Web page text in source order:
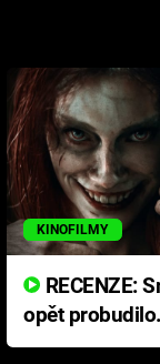
KINOFILMY
opět
přichází s